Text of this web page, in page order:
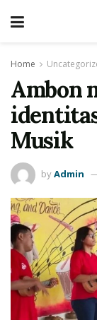
Home
Ambon
Musik
byAdmin